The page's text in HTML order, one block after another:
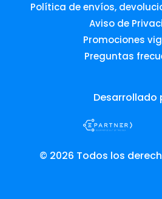
Política de envíos,
Aviso de
Promociones
Preguntas
Desarrollado
© 2026 Todos los